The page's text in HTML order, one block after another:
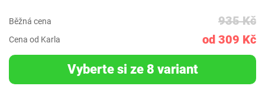
Běžná cena 935 Kč
Cena od Karla od 309 Kč
Vyberte si ze 8 variant